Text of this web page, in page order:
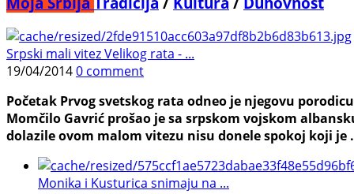
Srpski mali vitez Velikog rata - ...
19/04/20140 comment
Početak Prvog svetskog rata odneo je njegovu
Momčilo Gavrić prošao je sa srpskom vojskom
dolazile ovom malom vitezu nisu donele spokoj koji je
Monika i Kusturica snimaju na ...